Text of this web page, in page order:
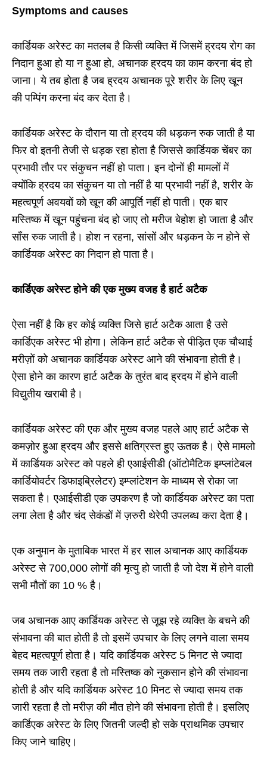
Symptoms and causes
कार्डियक अरेस्ट का मतलब है किसी व्यक्ति में जिसमें ह्रदय रोग का
निदान हुआ हो या न हुआ हो, अचानक ह्रदय का काम करना बंद हो
जाना। ये तब होता है जब ह्रदय अचानक पूरे शरीर के लिए खून
की पम्पिंग करना बंद कर देता है।
कार्डियक अरेस्ट के दौरान या तो ह्रदय की धड़कन रुक जाती है या
फिर वो इतनी तेजी से धड़क रहा होता है जिससे कार्डियक चेंबर का
प्रभावी तौर पर संकुचन नहीं हो पाता। इन दोनों ही मामलों में
क्योंकि ह्रदय का संकुचन या तो नहीं है या प्रभावी नहीं है, शरीर के
महत्वपूर्ण अवयवों को खून की आपूर्ति नहीं हो पाती। एक बार
मस्तिष्क में खून पहुंचना बंद हो जाए तो मरीज बेहोश हो जाता है और
साँस रुक जाती है। होश न रहना, सांसों और धड़कन के न होने से
कार्डियक अरेस्ट का निदान हो पाता है।
कार्डिएक अरेस्ट होने की एक मुख्य वजह है हार्ट अटैक
ऐसा नहीं है कि हर कोई व्यक्ति जिसे हार्ट अटैक आता है उसे
कार्डिएक अरेस्ट भी होगा। लेकिन हार्ट अटैक से पीड़ित एक चौथाई
मरीज़ों को अचानक कार्डियक अरेस्ट आने की संभावना होती है।
ऐसा होने का कारण हार्ट अटैक के तुरंत बाद ह्रदय में होने वाली
विद्युतीय खराबी है।
कार्डियक अरेस्ट की एक और मुख्य वजह पहले आए हार्ट अटैक से
कमज़ोर हुआ ह्रदय और इससे क्षतिग्रस्त हुए ऊतक है। ऐसे मामलो
में कार्डियक अरेस्ट को पहले ही एआईसीडी (ऑटोमैटिक इम्प्लांटेबल
कार्डियोवर्टर डिफाइब्रिलेटर) इम्प्लांटेशन के माध्यम से रोका जा
सकता है। एआईसीडी एक उपकरण है जो कार्डियक अरेस्ट का पता
लगा लेता है और चंद सेकंडों में ज़रुरी थेरेपी उपलब्ध करा देता है।
एक अनुमान के मुताबिक भारत में हर साल अचानक आए कार्डियक
अरेस्ट से 700,000 लोगों की मृत्यु हो जाती है जो देश में होने वाली
सभी मौतों का 10 % है।
जब अचानक आए कार्डियक अरेस्ट से जूझ रहे व्यक्ति के बचने की
संभावना की बात होती है तो इसमें उपचार के लिए लगने वाला समय
बेहद महत्वपूर्ण होता है। यदि कार्डियक अरेस्ट 5 मिनट से ज्यादा
समय तक जारी रहता है तो मस्तिष्क को नुकसान होने की संभावना
होती है और यदि कार्डियक अरेस्ट 10 मिनट से ज्यादा समय तक
जारी रहता है तो मरीज़ की मौत होने की संभावना होती है। इसलिए
कार्डिएक अरेस्ट के लिए जितनी जल्दी हो सके प्राथमिक उपचार
किए जाने चाहिए।